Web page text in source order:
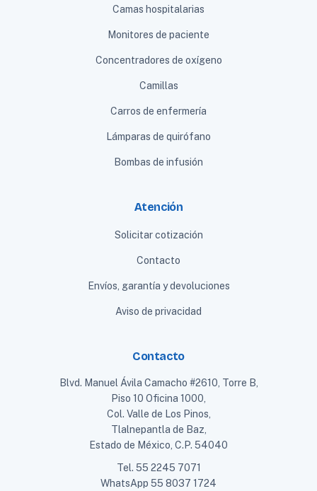
Camas hospitalarias
Monitores de paciente
Concentradores de oxígeno
Camillas
Carros de enfermería
Lámparas de quirófano
Bombas de infusión
Atención
Solicitar cotización
Contacto
Envíos, garantía y devoluciones
Aviso de privacidad
Contacto
Blvd. Manuel Ávila Camacho #2610, Torre B,
Piso 10 Oficina 1000,
Col. Valle de Los Pinos,
Tlalnepantla de Baz,
Estado de México, C.P. 54040
Tel. 55 2245 7071
WhatsApp 55 8037 1724